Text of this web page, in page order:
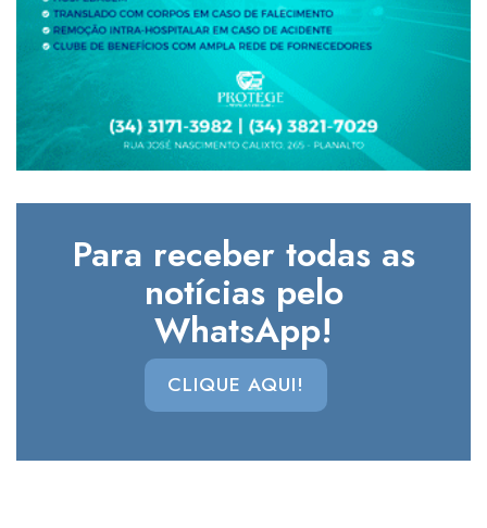
Para receber todas as
notícias pelo
WhatsApp!
CLIQUE AQUI!